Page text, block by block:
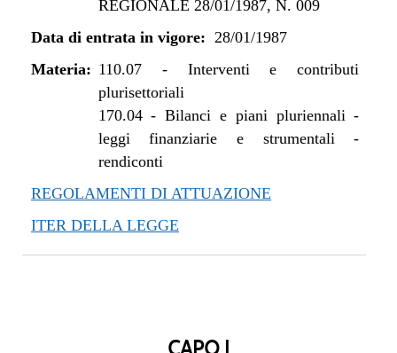
REGIONALE 28/01/1987, N. 009
Data di entrata in vigore: 28/01/1987
Materia: 110.07- Interventi e contributi
plurisettoriali
170.04-Bilanci e piani pluriennali -
leggi finanziarie e strumentali -
rendiconti
REGOLAMENTI DI ATTUAZIONE
ITER DELLA LEGGE